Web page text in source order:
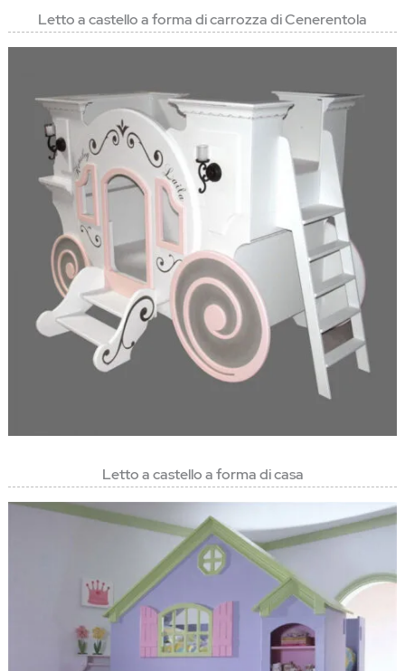
Letto a castello a forma di carrozza di Cenerentola
Letto a castello a forma di casa